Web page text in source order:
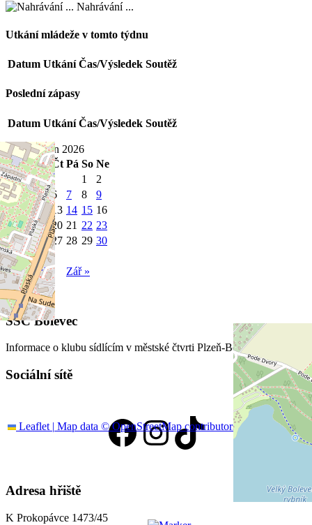
Leaflet | Map data ©OpenStreetMapcontributors
Nahrávání ...
Utkání mládeže v tomto týdnu
Datum Utkání Čas/Výsledek Soutěž
Poslední zápasy
Datum Utkání Čas/Výsledek Soutěž
Srpen 2026
Po Út St Čt Pá So Ne
« Čvn Zář »
1
2
3
4 5 6 7 8
9
10 11 12 13 14 15 16
17 18 19 20 21 22 23
24 25 26 27 28 29 30
31
SSC Bolevec
Informace o klubu sídlícím v městské čtvrti Plzeň-Bolevec
Sociální sítě
Facebook
Instagram
TikTok
Adresa hřiště
K Prokopávce 1473/45